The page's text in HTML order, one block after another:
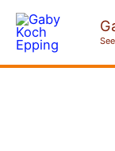
Zum
Inhalt
springen